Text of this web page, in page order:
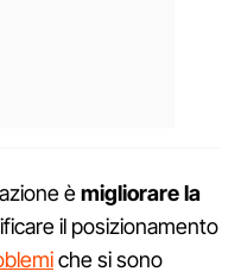
èmigliorare la
il posizionamento
che si sono